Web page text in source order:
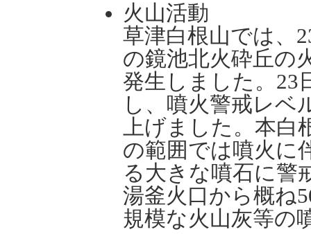
火山活動
草津白根山では、
の鏡池北火砕丘の
発生しました。23
し、噴火警戒レベ
上げました。本白
の範囲では噴火に
る大きな噴石に警
湯釜火口から概ね
規模な火山灰等の